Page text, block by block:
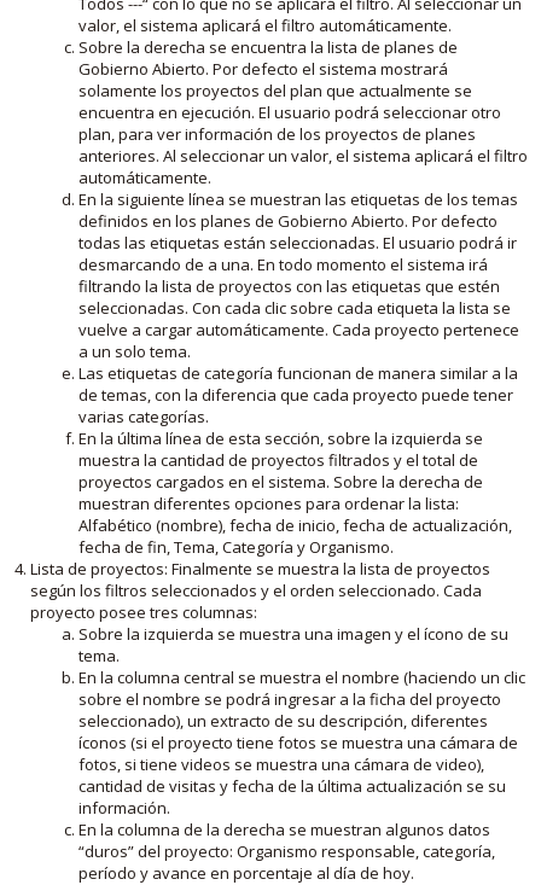
valor, el sistema aplicará el filtro automáticamente.
Sobre la derecha se encuentra la lista de planes de
Gobierno Abierto. Por defecto el sistema mostrará
solamente los proyectos del plan que actualmente se
encuentra en ejecución. El usuario podrá seleccionar otro
plan, para ver información de los proyectos de planes
anteriores. Al seleccionar un valor, el sistema aplicará el filtro
automáticamente.
En la siguiente línea se muestran las etiquetas de los temas
definidos en los planes de Gobierno Abierto. Por defecto
todas las etiquetas están seleccionadas. El usuario podrá ir
desmarcando de a una. En todo momento el sistema irá
filtrando la lista de proyectos con las etiquetas que estén
seleccionadas. Con cada clic sobre cada etiqueta la lista se
vuelve a cargar automáticamente. Cada proyecto pertenece
a un solo tema.
Las etiquetas de categoría funcionan de manera similar a la
de temas, con la diferencia que cada proyecto puede tener
varias categorías.
En la última línea de esta sección, sobre la izquierda se
muestra la cantidad de proyectos filtrados y el total de
proyectos cargados en el sistema. Sobre la derecha de
muestran diferentes opciones para ordenar la lista:
Alfabético (nombre), fecha de inicio, fecha de actualización,
fecha de fin, Tema, Categoría y Organismo.
Lista de proyectos: Finalmente se muestra la lista de proyectos
según los filtros seleccionados y el orden seleccionado. Cada
proyecto posee tres columnas:
Sobre la izquierda se muestra una imagen y el ícono de su
tema.
En la columna central se muestra el nombre (haciendo un clic
sobre el nombre se podrá ingresar a la ficha del proyecto
seleccionado), un extracto de su descripción, diferentes
íconos (si el proyecto tiene fotos se muestra una cámara de
fotos, si tiene videos se muestra una cámara de video),
cantidad de visitas y fecha de la última actualización se su
información.
En la columna de la derecha se muestran algunos datos
“duros” del proyecto: Organismo responsable, categoría,
período y avance en porcentaje al día de hoy.